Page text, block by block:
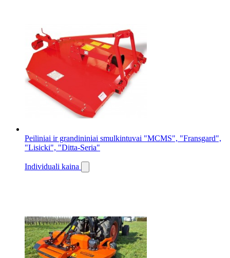
Peiliniai ir grandininiai smulkintuvai "MCMS", "Fransgard",
"Lisicki", "Ditta-Seria"
Individuali kaina